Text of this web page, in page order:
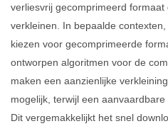
verliesvrij gecomprimeerd
verkleinen. In bepaalde
kiezen voor gecomprimeerde
ontworpen algoritmen voor de
maken een aanzienlijke
mogelijk, terwijl een
Dit vergemakkelijkt het snel